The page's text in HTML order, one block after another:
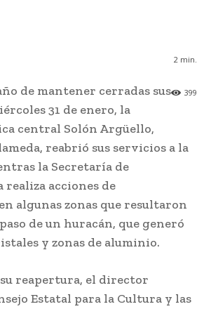
2 min.
399
de mantener cerradas sus
31 de enero, la
central Solón Argüello,
reabrió sus servicios a la
la Secretaría de
acciones de
algunas zonas que resultaron
de un huracán, que generó
y zonas de aluminio.
reapertura, el director
Estatal para la Cultura y las